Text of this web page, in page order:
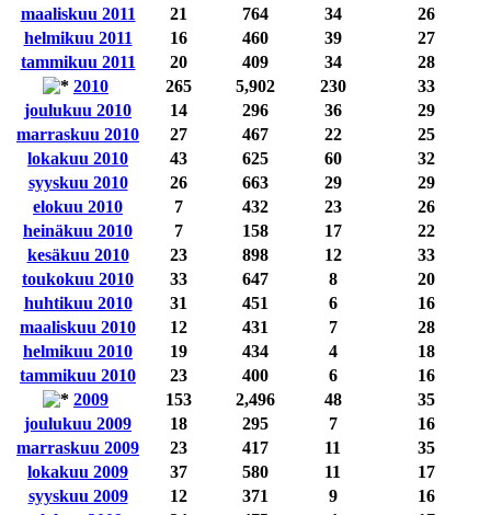
maaliskuu 2011
21 764 34
26
helmikuu 2011
16 460 39
27
tammikuu 2011
20 409 34
28
2010
265 5,902 230
33
joulukuu 2010
14 296 36
29
marraskuu 2010
27 467 22
25
lokakuu 2010
43 625 60
32
syyskuu 2010
26 663 29
29
elokuu 2010
7 432 23
26
heinäkuu 2010
7 158 17
22
kesäkuu 2010
23 898 12
33
toukokuu 2010
33 647 8
20
huhtikuu 2010
31 451 6
16
maaliskuu 2010
12 431 7
28
helmikuu 2010
19 434 4
18
tammikuu 2010
23 400 6
16
2009
153 2,496 48
35
joulukuu 2009
18 295 7
16
marraskuu 2009
23 417 11
35
lokakuu 2009
37 580 11
17
syyskuu 2009
12 371 9
16